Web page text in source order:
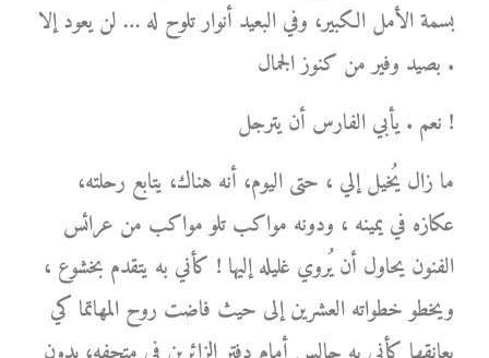
بسمة الأمل الكبير، وفي البعيد أنوار تلوح له … لن يعود إلا
بصيد وفير من كنوز الجمال .
نعم . يأبي الفارس أن يترجل !
ما زال يُخيل إلي ، حتى اليوم، أنه هناك، يتابع رحلته،
عكازه في يمينه ، ودونه مواكب تلو مواكب من عرائس
الفنون يحاول أن يُروي غليله إليها ! كأني به يتقدم بخشوع ،
ويخطو خطواته العشرين إلى حيث فاضت روح المهاتما كي